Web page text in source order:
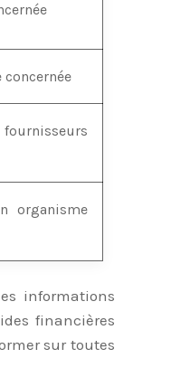
organisme
informations
financières
sur toutes